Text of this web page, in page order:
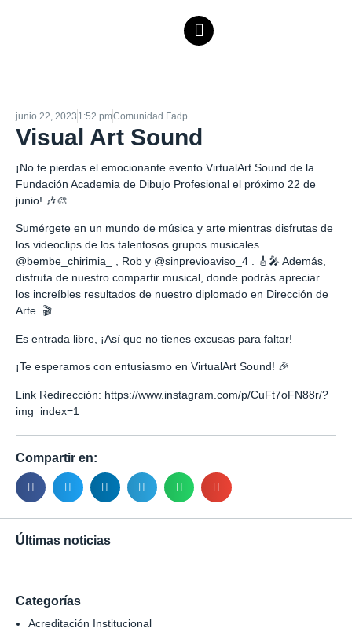
junio 22, 2023 1:52 pmComunidad Fadp
Visual Art Sound
¡No te pierdas el emocionante evento VirtualArt Sound de la
Fundación Academia de Dibujo Profesional el próximo 22 de
junio! 🎶🎨
Sumérgete en un mundo de música y arte mientras disfrutas de
los videoclips de los talentosos grupos musicales
@bembe_chirimia_ , Rob y @sinprevioaviso_4 . 🎸🎤 Además,
disfruta de nuestro compartir musical, donde podrás apreciar
los increíbles resultados de nuestro diplomado en Dirección de
Arte. 🎬
Es entrada libre, ¡Así que no tienes excusas para faltar!
¡Te esperamos con entusiasmo en VirtualArt Sound! 🎉
Link Redirección: https://www.instagram.com/p/CuFt7oFN88r/?
img_index=1
Compartir en:
Últimas noticias
Categorías
Acreditación Institucional